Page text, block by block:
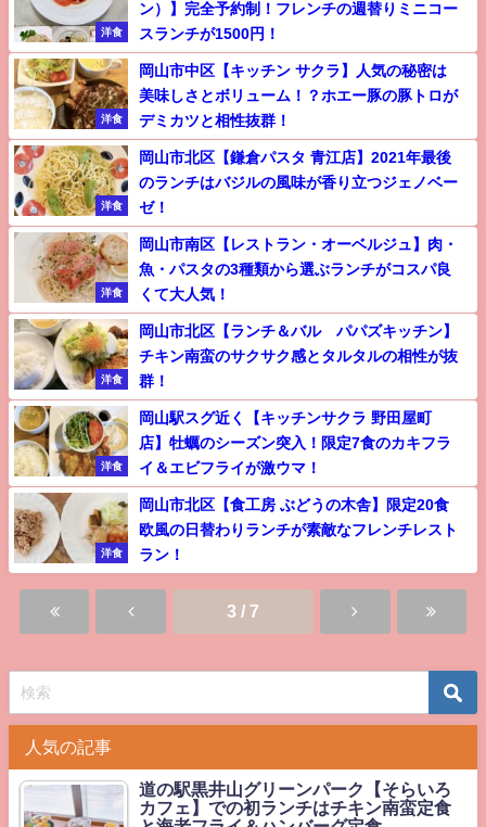
洋食
ン）】完全予約制！フレンチの週替りミニコー
スランチが1500円！
洋食
岡山市中区【キッチン サクラ】人気の秘密は
美味しさとボリューム！？ホエー豚の豚トロが
デミカツと相性抜群！
洋食
岡山市北区【鎌倉パスタ 青江店】2021年最後
のランチはバジルの風味が香り立つジェノベー
ゼ！
洋食
岡山市南区【レストラン・オーベルジュ】肉・
魚・パスタの3種類から選ぶランチがコスパ良
くて大人気！
洋食
岡山市北区【ランチ＆バル パパズキッチン】
チキン南蛮のサクサク感とタルタルの相性が抜
群！
洋食
岡山駅スグ近く【キッチンサクラ 野田屋町
店】牡蠣のシーズン突入！限定7食のカキフラ
イ＆エビフライが激ウマ！
洋食
岡山市北区【食工房 ぶどうの木舎】限定20食
欧風の日替わりランチが素敵なフレンチレスト
ラン！
3 / 7
人気の記事
道の駅黒井山グリーンパーク【そらいろ
カフェ】での初ランチはチキン南蛮定食